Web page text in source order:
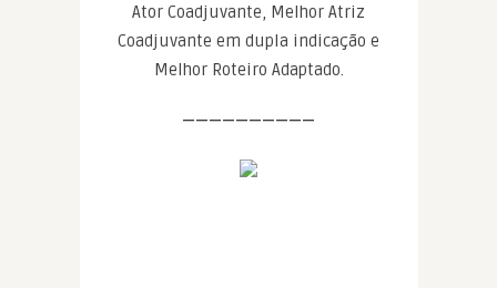
Ator Coadjuvante, Melhor Atriz
Coadjuvante em dupla indicação e
Melhor Roteiro Adaptado.
——————————